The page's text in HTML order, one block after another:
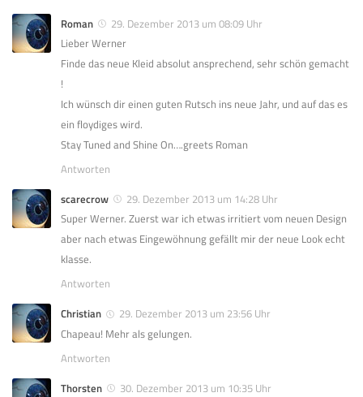
Roman
29. Dezember 2013 um 08:09 Uhr
Lieber Werner
Finde das neue Kleid absolut ansprechend, sehr schön gemacht
!
Ich wünsch dir einen guten Rutsch ins neue Jahr, und auf das es
ein floydiges wird.
Stay Tuned and Shine On….greets Roman
Antworten
scarecrow
29. Dezember 2013 um 14:28 Uhr
Super Werner. Zuerst war ich etwas irritiert vom neuen Design
aber nach etwas Eingewöhnung gefällt mir der neue Look echt
klasse.
Antworten
Christian
29. Dezember 2013 um 23:56 Uhr
Chapeau! Mehr als gelungen.
Antworten
Thorsten
30. Dezember 2013 um 10:35 Uhr